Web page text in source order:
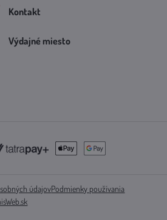
Kontakt
Výdajné miesto
údajovPodmienky používania